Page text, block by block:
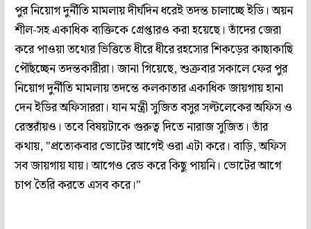
পুর নিয়োগ দুর্নীতি মামলায় দীর্ঘদিন ধরেই তদন্ত চালাচ্ছে ইডি। অয়ন
শীল-সহ একাধিক ব্যক্তিকে গ্রেপ্তারও করা হয়েছে। তাঁদের জেরা
করে পাওয়া তথ্যের ভিত্তিতে ধীরে ধীরে রহস্যের শিকড়ের কাছাকাছি
পৌঁছচ্ছেন তদন্তকারীরা। জানা গিয়েছে, শুক্রবার সকালে ফের পুর
নিয়োগ দুর্নীতি মামলায় তদন্তে কলকাতার একাধিক জায়গায় হানা
দেন ইডির অফিসাররা। যান মন্ত্রী সুজিত বসুর সল্টলেকের অফিস ও
রেস্তরাঁয়ও। তবে বিষয়টাকে গুরুত্ব দিতে নারাজ সুজিত। তাঁর
কথায়, "প্রত্যেকবার ভোটের আগেই ওরা এটা করে। বাড়ি, অফিস
সব জায়গায় যায়। আগেও রেড করে কিছু পায়নি। ভোটের আগে
চাপ তৈরি করতে এসব করে।"